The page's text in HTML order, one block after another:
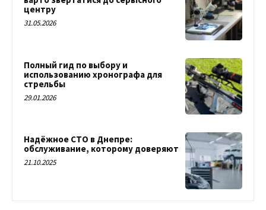
центру
31.05.2026
Полный гид по выбору и
использованию хронографа для
стрельбы
29.01.2026
Надёжное СТО в Днепре:
обслуживание, которому доверяют
21.10.2025